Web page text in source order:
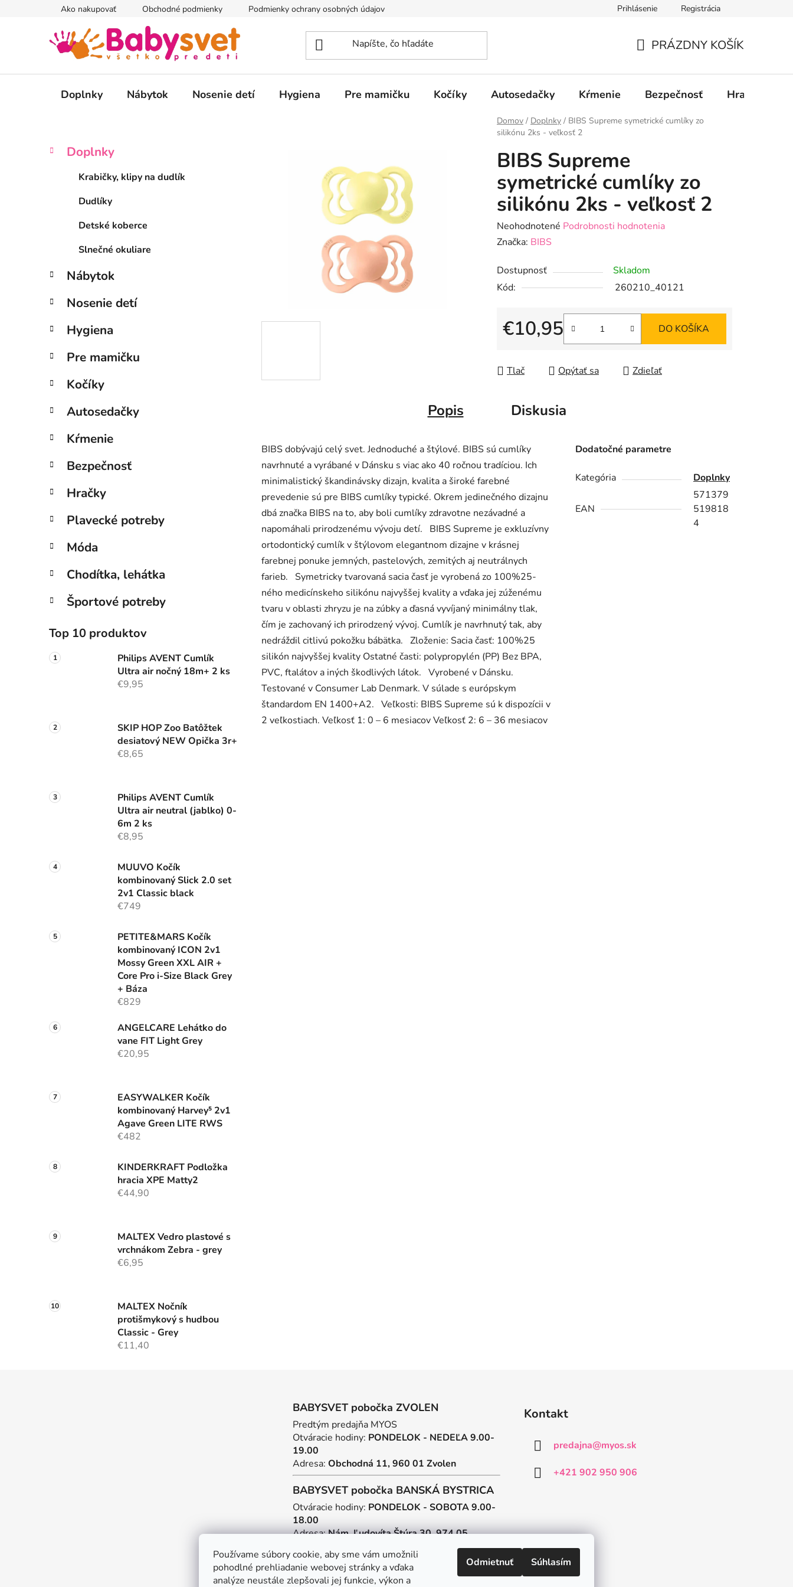
Používame súbory cookie, aby sme vám umožnili
pohodlné prehliadanie webovej stránky a vďaka
analýze neustále zlepšovali jej funkcie, výkon a
Odmietnuť Súhlasím
Ako nakupovať Obchodné podmienky Podmienky ochrany osobných údajov Prihlásenie Registrácia
KOŠÍK
PRÁZDNY KOŠÍK
Doplnky Nábytok Nosenie detí Hygiena Pre mamičku Kočíky Autosedačky Kŕmenie Bezpečnosť Hračky
Domov / Doplnky / BIBS Supreme symetrické cumlíky zo
silikónu 2ks - veľkosť 2
B
e
l
Preskočiť
kategórie
K
a
Doplnky
Krabičky, klipy na dudlík
Dudlíky
Detské koberce
Slnečné okuliare
Nábytok
Nosenie detí
Hygiena
Pre mamičku
Kočíky
Autosedačky
Kŕmenie
Bezpečnosť
Hračky
Plavecké potreby
Móda
Chodítka, lehátka
Športové potreby
Top 10 produktov
Philips AVENT Cumlík
Ultra air nočný 18m+ 2 ks
€9,95
SKIP HOP Zoo Batôžtek
desiatový NEW Opička 3r+
€8,65
Philips AVENT Cumlík
Ultra air neutral (jablko) 0-
6m 2 ks
€8,95
MUUVO Kočík
kombinovaný Slick 2.0 set
2v1 Classic black
€749
PETITE&MARS Kočík
kombinovaný ICON 2v1
Mossy Green XXL AIR +
Core Pro i-Size Black Grey
+ Báza
€829
ANGELCARE Lehátko do
vane FIT Light Grey
€20,95
EASYWALKER Kočík
kombinovaný Harvey⁵ 2v1
Agave Green LITE RWS
€482
KINDERKRAFT Podložka
hracia XPE Matty2
€44,90
MALTEX Vedro plastové s
vrchnákom Zebra - grey
€6,95
MALTEX Nočník
protišmykový s hudbou
Classic - Grey
€11,40
BIBS Supreme
symetrické cumlíky zo
silikónu 2ks - veľkosť 2
Priemerné
hodnotenie
je
0,0
hviezdičiek.
Neohodnotené Podrobnosti hodnotenia
Značka: BIBS
Dostupnosť
Skladom
Kód:
260210_40121
€10,95
Jednotková cena:
DO KOŠÍKA
Tlač Opýtať sa Zdieľať
Popis Diskusia
BIBS dobývajú celý svet. Jednoduché a štýlové. BIBS sú cumlíky
navrhnuté a vyrábané v Dánsku s viac ako 40 ročnou tradíciou. Ich
minimalistický škandinávsky dizajn, kvalita a široké farebné
prevedenie sú pre BIBS cumlíky typické. Okrem jedinečného dizajnu
dbá značka BIBS na to, aby boli cumlíky zdravotne nezávadné a
napomáhali prirodzenému vývoju detí. BIBS Supreme je exkluzívny
ortodontický cumlík v štýlovom elegantnom dizajne v krásnej
farebnej ponuke jemných, pastelových, zemitých aj neutrálnych
farieb. Symetricky tvarovaná sacia časť je vyrobená zo 100%25-
ného medicínskeho silikónu najvyššej kvality a vďaka jej zúženému
tvaru v oblasti zhryzu je na zúbky a ďasná vyvíjaný minimálny tlak,
čím je zachovaný ich prirodzený vývoj. Cumlík je navrhnutý tak, aby
nedráždil citlivú pokožku bábätka. Zloženie: Sacia časť: 100%25
silikón najvyššej kvality Ostatné časti: polypropylén (PP) Bez BPA,
PVC, ftalátov a iných škodlivých látok. Vyrobené v Dánsku.
Testované v Consumer Lab Denmark. V súlade s európskym
štandardom EN 1400+A2. Veľkosti: BIBS Supreme sú k dispozícii v
2 veľkostiach. Veľkosť 1: 0 – 6 mesiacov Veľkosť 2: 6 – 36 mesiacov
Dodatočné parametre
Kategória Doplnky
EAN
571379
519818
4
BABYSVET pobočka ZVOLEN
Predtým predajňa MYOS
Otváracie hodiny: PONDELOK - NEDEĽA 9.00-
19.00
Adresa: Obchodná 11, 960 01 Zvolen
BABYSVET pobočka BANSKÁ BYSTRICA
Otváracie hodiny: PONDELOK - SOBOTA 9.00-
18.00
Adresa:Nám. Ľudovíta Štúra 30, 974 05
Tvorba webstránokaSEO
Kontakt
predajna@myos.sk
+421 902 950 906